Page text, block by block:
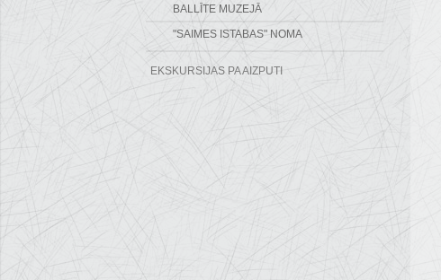
BALLĪTE MUZEJĀ
"SAIMES ISTABAS" NOMA
EKSKURSIJAS PA AIZPUTI